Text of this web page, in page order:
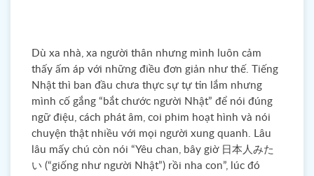
Dù xa nhà, xa người thân nhưng mình luôn cảm
thấy ấm áp với những điều đơn giản như thế. Tiếng
Nhật thì ban đầu chưa thực sự tự tin lắm nhưng
mình cố gắng “bắt chước người Nhật” để nói đúng
ngữ điệu, cách phát âm, coi phim hoạt hình và nói
chuyện thật nhiều với mọi người xung quanh. Lâu
lâu mấy chú còn nói “Yêu chan, bây giờ 日本人みた
い (“giống như người Nhật”) rồi nha con”, lúc đó